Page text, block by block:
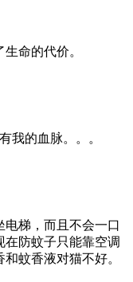
命的代价。
我的血脉。。。
电梯，而且不会一口
防蚊子只能靠空调
蚊香液对猫不好。